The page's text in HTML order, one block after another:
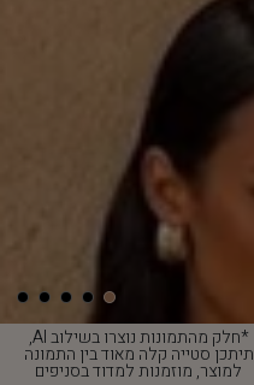
*חלק מהתמונות נוצרו בשילוב AI,
תיתכן סטייה קלה מאוד בין התמונה
למוצר, מוזמנות למדוד בסניפים